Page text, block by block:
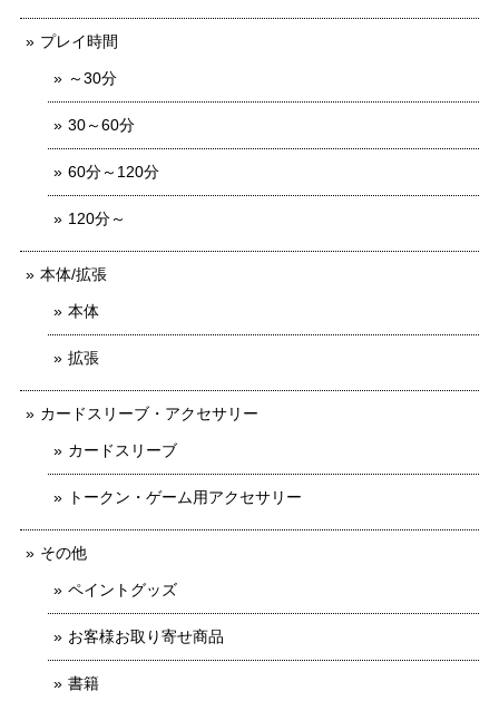
プレイ時間
～30分
30～60分
60分～120分
120分～
本体/拡張
本体
拡張
カードスリーブ・アクセサリー
カードスリーブ
トークン・ゲーム用アクセサリー
その他
ペイントグッズ
お客様お取り寄せ商品
書籍